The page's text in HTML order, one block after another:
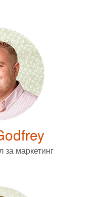
за маркетинг